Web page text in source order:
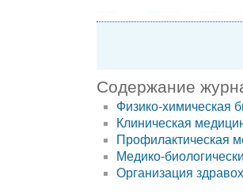
Содержание
Физико-химическая
Клиническая
Профилактическая
Медико-
Организация